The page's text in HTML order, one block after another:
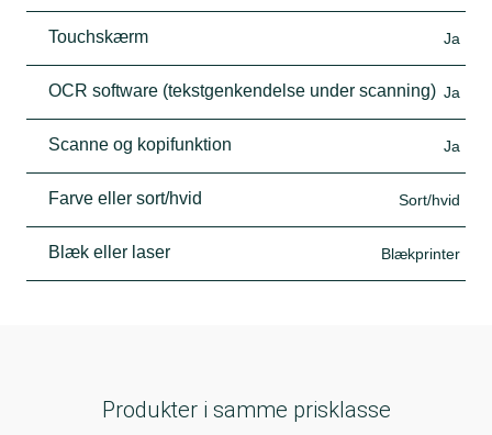
Touchskærm Ja
OCR software (tekstgenkendelse under scanning) Ja
Scanne og kopifunktion Ja
Farve eller sort/hvid Sort/hvid
Blæk eller laser Blækprinter
Produkter i samme prisklasse